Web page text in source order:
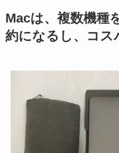
Macは、複数機種
約になるし、コス